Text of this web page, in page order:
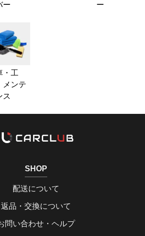
ー
ー
・工
メンテ
ス
SHOP
配送について
返品・交換について
問い合わせ・ヘルプ